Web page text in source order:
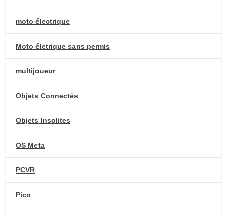
moto électrique
Moto életrique sans permis
multijoueur
Objets Connectés
Objets Insolites
OS Meta
PCVR
Pico